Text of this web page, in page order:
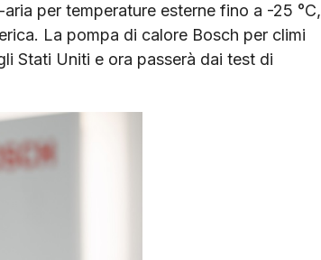
per temperature esterne fino a -25 °C,
La pompa di calore Bosch per climi
Stati Uniti e ora passerà dai test di